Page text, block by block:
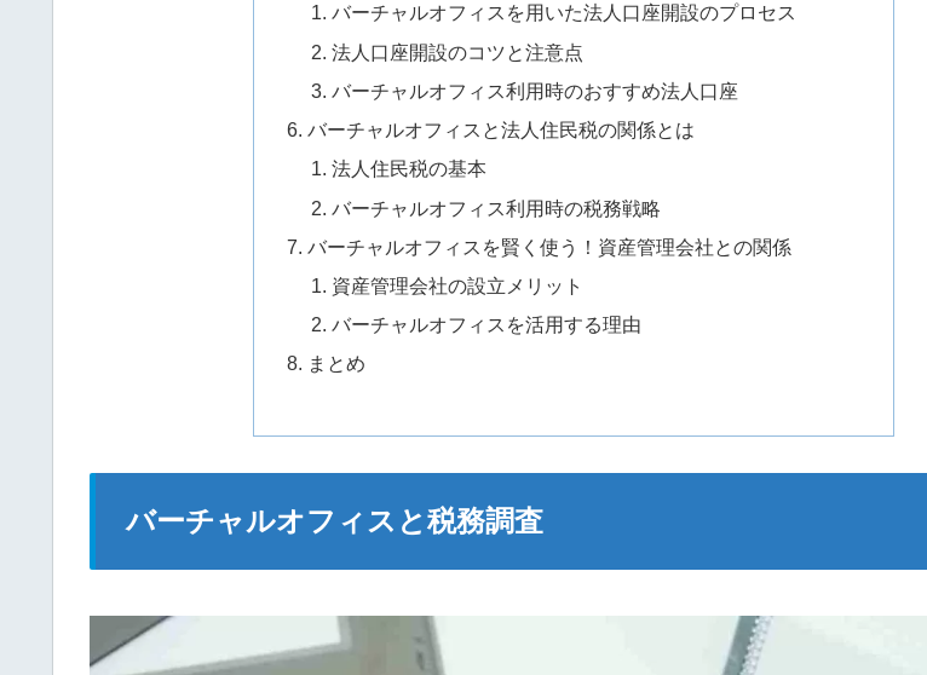
バーチャルオフィスを用いた法人口座開設のプロセス
法人口座開設のコツと注意点
バーチャルオフィス利用時のおすすめ法人口座
バーチャルオフィスと法人住民税の関係とは
法人住民税の基本
バーチャルオフィス利用時の税務戦略
バーチャルオフィスを賢く使う！資産管理会社との関係
資産管理会社の設立メリット
バーチャルオフィスを活用する理由
まとめ
バーチャルオフィスと税務調査